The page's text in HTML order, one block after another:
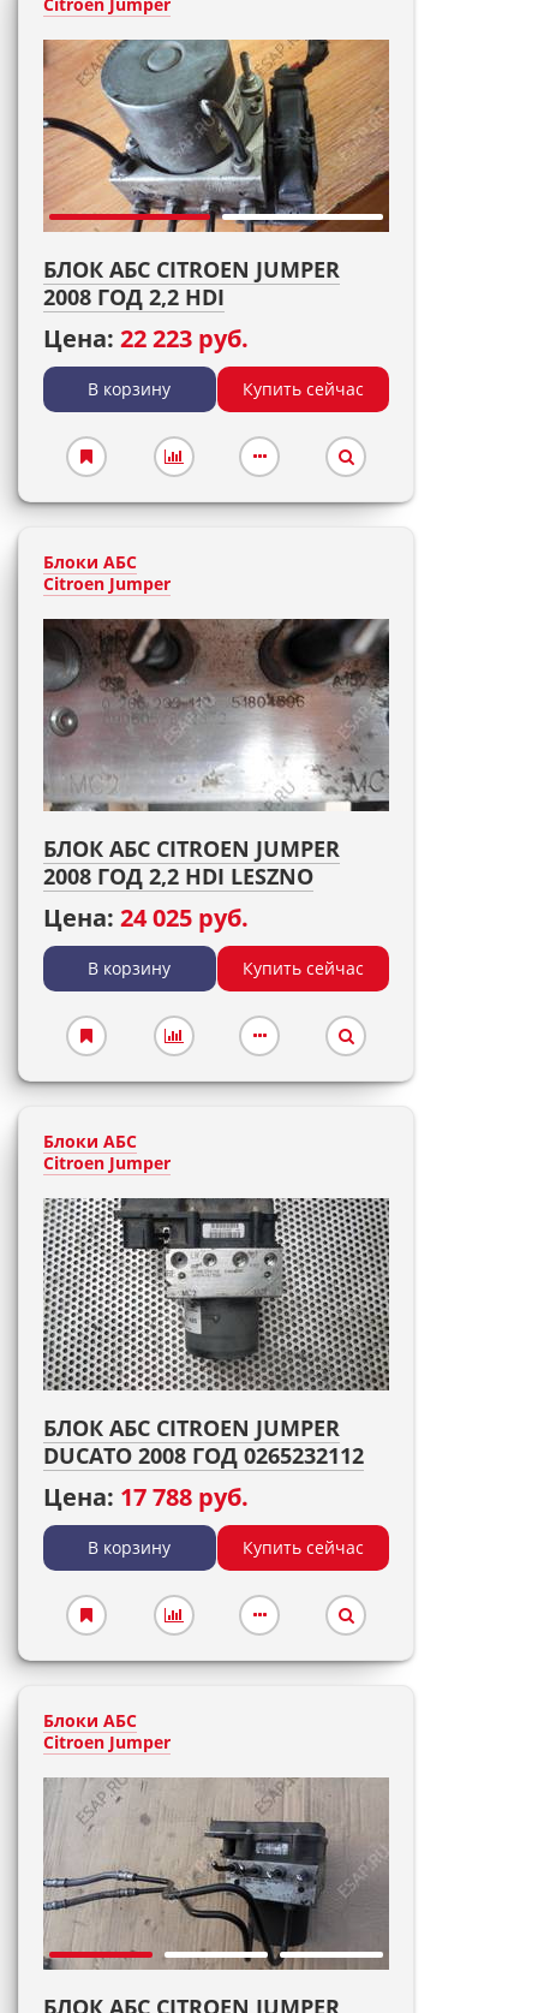
БЛОК АБС CITROEN JUMPER
2008 ГОД 2,2 HDI
Цена: 22 223 руб.
В корзину Купить сейчас
Блоки АБС
Citroen Jumper
БЛОК АБС CITROEN JUMPER
2008 ГОД 2,2 HDI LESZNO
Цена: 24 025 руб.
В корзину Купить сейчас
Блоки АБС
Citroen Jumper
БЛОК АБС CITROEN JUMPER
DUCATO 2008 ГОД 0265232112
Цена: 17 788 руб.
В корзину Купить сейчас
Блоки АБС
Citroen Jumper
БЛОК АБС CITROEN JUMPER